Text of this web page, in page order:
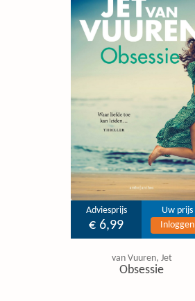
Adviesprijs
€ 6,99
Uw prijs
Inloggen
van Vuuren, Jet
Obsessie